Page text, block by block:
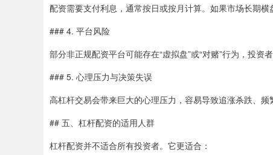
配资需要支付利息，通常按日或按月计算。如果市场长期
### 4. 平台风险
部分非正规配资平台可能存在“虚拟盘”或“对赌”行为，投资
### 5. 心理压力与决策失误
高杠杆交易会带来巨大的心理压力，容易导致追涨杀跌、频
## 五、杠杆配资的适用人群
杠杆配资并不适合所有投资者。它更适合：